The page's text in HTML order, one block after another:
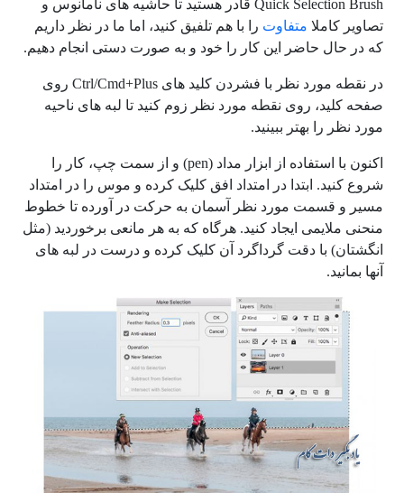
Quick Selection Brush قادر هستید تا حاشیه های نامانوس و
تصاویر کاملا متفاوت را با هم تلفیق کنید، اما ما در نظر داریم
که در حال حاضر این کار را خود و به صورت دستی انجام دهیم.
در نقطه مورد نظر با فشردن کلید های Ctrl/Cmd+Plus روی
صفحه کلید، روی نقطه مورد نظر زوم کنید تا لبه های ناحیه
مورد نظر را بهتر ببینید.
اکنون با استفاده از ابزار مداد (pen) و از سمت چپ، کار را
شروع کنید. ابتدا در امتداد افق کلیک کرده و موس را در امتداد
مسیر و قسمت مورد نظر آسمان به حرکت در آورده تا خطوط
منحنی ملایمی ایجاد کنید. هرگاه که به هر مانعی برخوردید (مثل
انگشتان) با دقت گرداگرد آن کلیک کرده و درست در لبه های
آنها بمانید.